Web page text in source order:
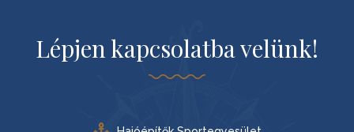
Lépjen kapcsolatba velünk!